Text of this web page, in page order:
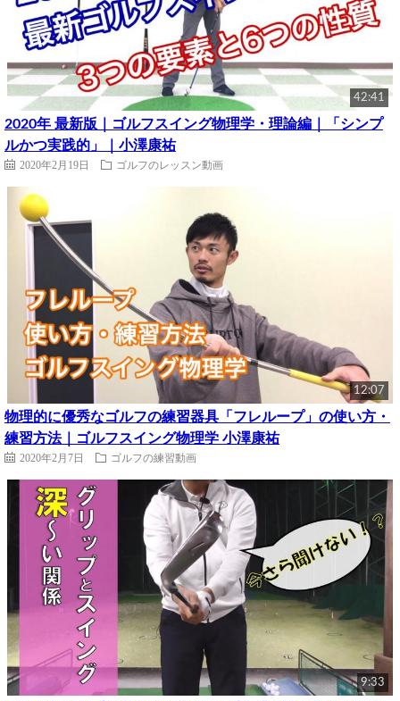
42:41
2020年 最新版｜ゴルフスイング物理学・理論編｜「シンプ
ルかつ実践的」｜小澤康祐
2020年2月19日 ゴルフのレッスン動画
12:07
物理的に優秀なゴルフの練習器具「フレループ」の使い方・
練習方法｜ゴルフスイング物理学 小澤康祐
2020年2月7日 ゴルフの練習動画
9:33